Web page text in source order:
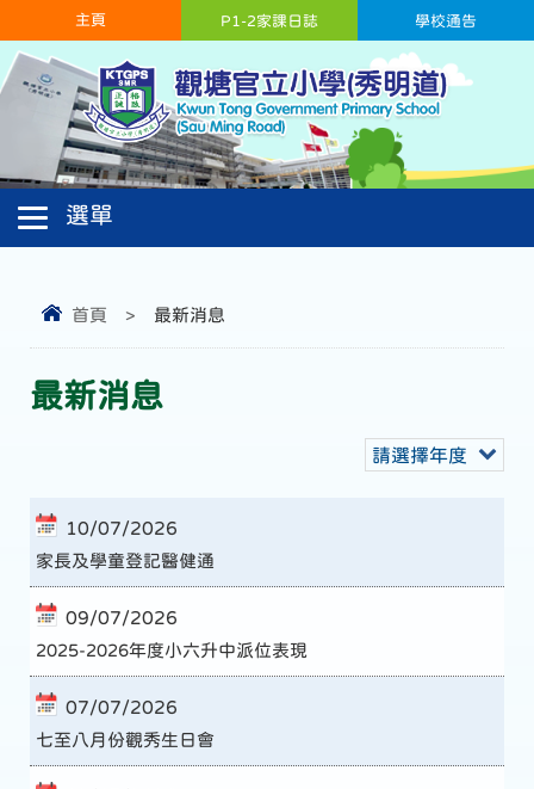
主頁 學校通告
P1-2家課日誌
首頁 > 最新消息
最新消息
請選擇年度
10/07/2026
家長及學童登記醫健通
09/07/2026
2025-2026年度小六升中派位表現
07/07/2026
七至八月份觀秀生日會